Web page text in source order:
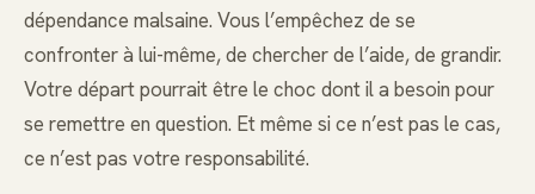
dépendance malsaine. Vous l’empêchez de se
confronter à lui-même, de chercher de l’aide, de grandir.
Votre départ pourrait être le choc dont il a besoin pour
se remettre en question. Et même si ce n’est pas le cas,
ce n’est pas votre responsabilité.